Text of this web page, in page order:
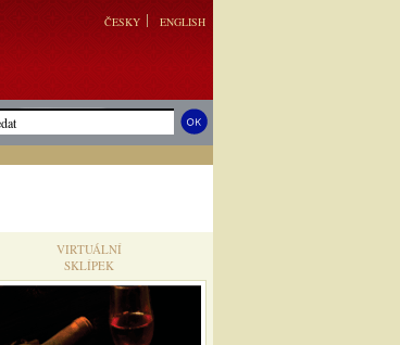
ČESKY ENGLISH
VIRTUÁLNÍ
SKLÍPEK